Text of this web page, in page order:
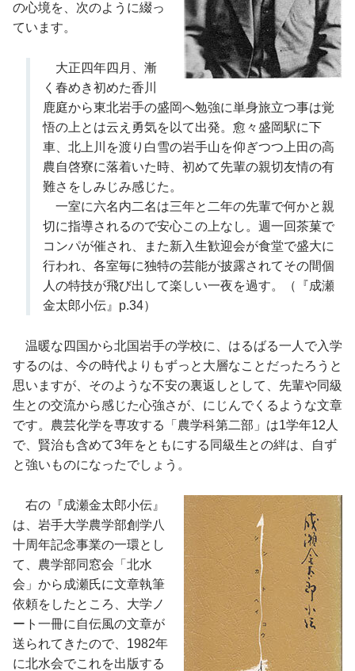
の心境を、次のように綴っ
ています。
大正四年四月、漸
く春めき初めた香川
鹿庭から東北岩手の盛岡へ勉強に単身旅立つ事は覚
悟の上とは云え勇気を以て出発。愈々盛岡駅に下
車、北上川を渡り白雪の岩手山を仰ぎつつ上田の高
農自啓寮に落着いた時、初めて先輩の親切友情の有
難さをしみじみ感じた。
一室に六名内二名は三年と二年の先輩で何かと親
切に指導されるので安心この上なし。週一回茶菓で
コンパが催され、また新入生歓迎会が食堂で盛大に
行われ、各室毎に独特の芸能が披露されてその間個
人の特技が飛び出して楽しい一夜を過す。（『成瀬
金太郎小伝』p.34）
温暖な四国から北国岩手の学校に、はるばる一人で入学
するのは、今の時代よりもずっと大層なことだったろうと
思いますが、そのような不安の裏返しとして、先輩や同級
生との交流から感じた心強さが、にじんでくるような文章
です。農芸化学を専攻する「農学科第二部」は1学年12人
で、賢治も含めて3年をともにする同級生との絆は、自ず
と強いものになったでしょう。
右の『成瀬金太郎小伝』
は、岩手大学農学部創学八
十周年記念事業の一環とし
て、農学部同窓会「北水
会」から成瀬氏に文章執筆
依頼をしたところ、大学ノ
ート一冊に自伝風の文章が
送られてきたので、1982年
に北水会でこれを出版する